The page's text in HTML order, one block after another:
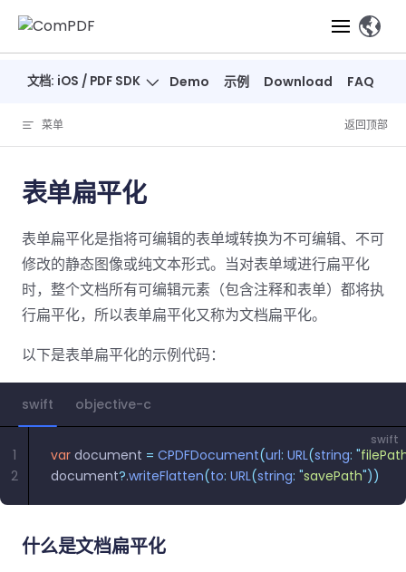
Skip to content
产品
ComPDF
SDK
验
Web
Web
SDK
Java
SDK
.NET
桌面端
Windows
SDK
Mac SDK
SDK
Flutter
ComPDF
体验
Open
API
ComPDF
概览
智能全
必备功能
PDF
查看
器
释
文档
编辑
内容
签名
高级功能
文档生
成
表单
安全
标记密文
图层
PDF/X,
PDF/E,
PDF/UA
转
换
测量
PDF
文档
对比
分色
智能全文
析
AI
解决方案
智能文档处理
概览
智能全文解
析
智能文档抽
取
AI
行业
解决
方案
建
筑
空
制
教
育
刷
政
府
Web 应用
Teams
在线工具
开发者
ComPDF
SDK 指南
Web
Web 指
Windows
指南
Cloud 指
Open
API
AI 指南
Open
API
私有
定价
登录
文档: iOS / PDF SDK Demo 示例 Download FAQ
、
菜单 返回顶部
表单扁平化
表单扁平化是指将可编辑的表单域转换为不可编辑、不可
修改的静态图像或纯文本形式。当对表单域进行扁平化
时，整个文档所有可编辑元素（包含注释和表单）都将执
行扁平化，所以表单扁平化又称为文档扁平化。
以下是表单扁平化的示例代码：
swift objective-c
swift
var document = CPDFDocument(url: URL(string: "
document?.writeFlatten(to: URL(string: "savePath"))
1
2
什么是文档扁平化